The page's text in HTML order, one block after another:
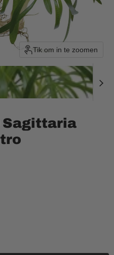
Tik om in te zoomen
Sagittaria